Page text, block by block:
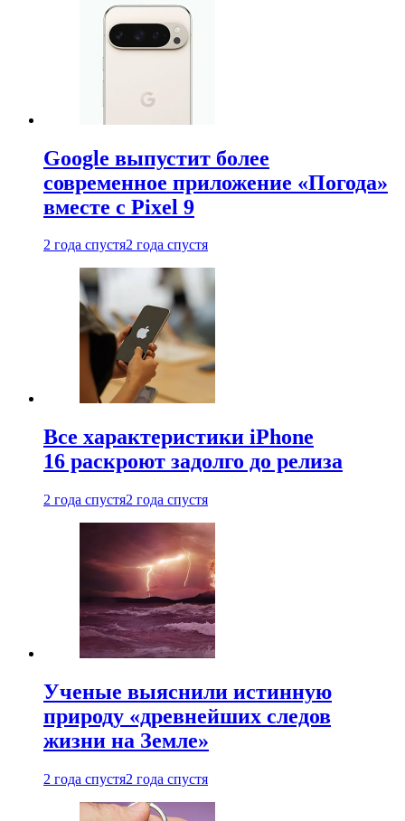
Google выпустит более
современное приложение «Погода»
вместе с Pixel 9
2 года спустя2 года спустя
Все характеристики iPhone
16 раскроют задолго до релиза
2 года спустя2 года спустя
Ученые выяснили истинную
природу «древнейших следов
жизни на Земле»
2 года спустя2 года спустя